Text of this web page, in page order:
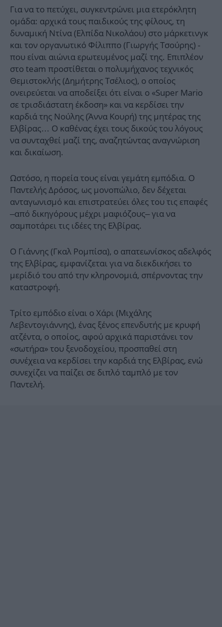
Για να το πετύχει, συγκεντρώνει μια ετερόκλητη
ομάδα: αρχικά τους παιδικούς της φίλους, τη
δυναμική Ντίνα (Ελπίδα Νικολάου) στο μάρκετινγκ
και τον οργανωτικό Φίλιππο (Γιωργής Τσούρης) -
που είναι αιώνια ερωτευμένος μαζί της. Επιπλέον
στο team προστίθεται ο πολυμήχανος τεχνικός
Θεμιστοκλής (Δημήτρης Τσέλιος), ο οποίος
ονειρεύεται να αποδείξει ότι είναι ο «Super Mario
σε τρισδιάστατη έκδοση» και να κερδίσει την
καρδιά της Νούλης (Άννα Κουρή) της μητέρας της
Ελβίρας… Ο καθένας έχει τους δικούς του λόγους
να συνταχθεί μαζί της, αναζητώντας αναγνώριση
και δικαίωση.
Ωστόσο, η πορεία τους είναι γεμάτη εμπόδια. Ο
Παντελής Δρόσος, ως μονοπώλιο, δεν δέχεται
ανταγωνισμό και επιστρατεύει όλες του τις επαφές
–από δικηγόρους μέχρι μαφιόζους– για να
σαμποτάρει τις ιδέες της Ελβίρας.
Ο Γιάννης (Γκαλ Ρομπίσα), ο απατεωνίσκος αδελφός
της Ελβίρας, εμφανίζεται για να διεκδικήσει το
μερίδιό του από την κληρονομιά, σπέρνοντας την
καταστροφή.
Τρίτο εμπόδιο είναι ο Χάρι (Μιχάλης
Λεβεντογιάννης), ένας ξένος επενδυτής με κρυφή
ατζέντα, ο οποίος, αφού αρχικά παριστάνει τον
«σωτήρα» του ξενοδοχείου, προσπαθεί στη
συνέχεια να κερδίσει την καρδιά της Ελβίρας, ενώ
συνεχίζει να παίζει σε διπλό ταμπλό με τον
Παντελή.